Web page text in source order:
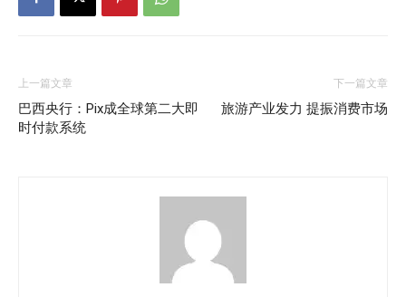
上一篇文章
巴西央行：Pix成全球第二大即
时付款系统
下一篇文章
旅游产业发力 提振消费市场